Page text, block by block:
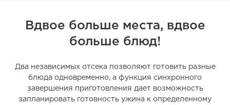
Вдвое больше места, вдвое
больше блюд!
Два независимых отсека позволяют готовить разные
блюда одновременно, а функция синхронного
завершения приготовления дает возможность
запланировать готовность ужина к определенному